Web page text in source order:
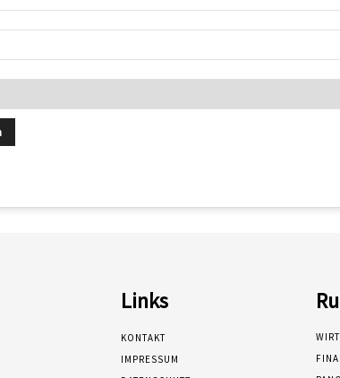
Links
KONTAKT
IMPRESSUM